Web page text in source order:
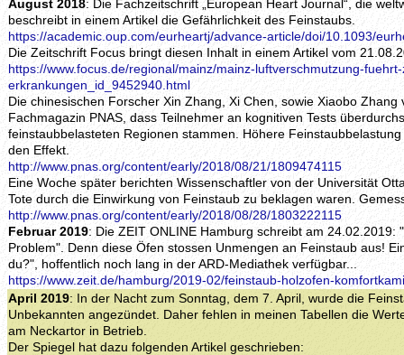
August 2018: Die Fachzeitschrift „European Heart Journal“, die
beschreibt in einem Artikel die Gefährlichkeit des Feinstaubs.
https://academic.oup.com/eurheartj/advance-article/doi/10.1093/
Die Zeitschrift Focus bringt diesen Inhalt in einem Artikel vom
https://www.focus.de/regional/mainz/mainz-luftverschmutzung-
erkrankungen_id_9452940.html
Die chinesischen Forscher Xin Zhang, Xi Chen, sowie Xiaobo
Fachmagazin PNAS, dass Teilnehmer an kognitiven Tests
feinstaubbelasteten Regionen stammen. Höhere
den Effekt.
http://www.pnas.org/content/early/2018/08/21/1809474115
Eine Woche später berichten Wissenschaftler von der Universität
Tote durch die Einwirkung von Feinstaub zu beklagen waren.
http://www.pnas.org/content/early/2018/08/28/1803222115
Februar 2019: Die ZEIT ONLINE Hamburg schreibt am 24.02.2019:
Problem". Denn diese Öfen stossen Unmengen an Feinstaub aus!
du?", hoffentlich noch lang in der ARD-Mediathek verfügbar...
https://www.zeit.de/hamburg/2019-02/feinstaub-holzofen-
April 2019: In der Nacht zum Sonntag, dem 7. April, wurde die
Unbekannten angezündet. Daher fehlen in meinen Tabellen die
am Neckartor in Betrieb.
Der Spiegel hat dazu folgenden Artikel geschrieben: